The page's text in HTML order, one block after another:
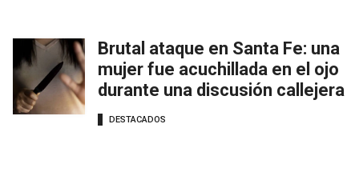
Brutal ataque en Santa Fe: una
mujer fue acuchillada en el ojo
durante una discusión callejera
DESTACADOS